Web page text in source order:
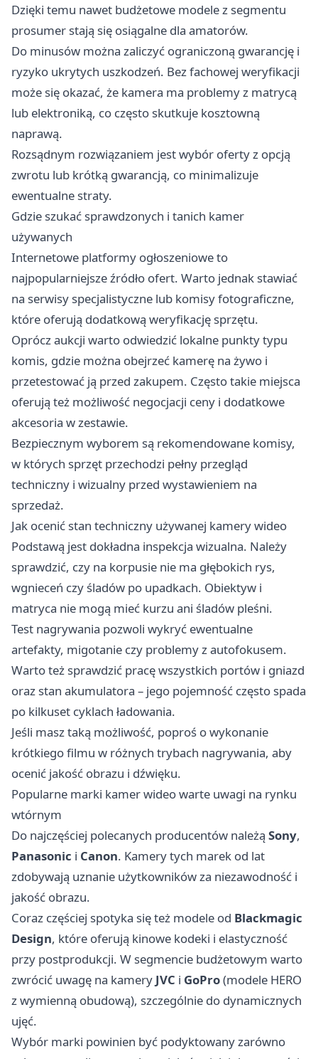
Dzięki temu nawet budżetowe modele z segmentu
prosumer stają się osiągalne dla amatorów.
Do minusów można zaliczyć ograniczoną gwarancję i
ryzyko ukrytych uszkodzeń. Bez fachowej weryfikacji
może się okazać, że kamera ma problemy z matrycą
lub elektroniką, co często skutkuje kosztowną
naprawą.
Rozsądnym rozwiązaniem jest wybór oferty z opcją
zwrotu lub krótką gwarancją, co minimalizuje
ewentualne straty.
Gdzie szukać sprawdzonych i tanich kamer
używanych
Internetowe platformy ogłoszeniowe to
najpopularniejsze źródło ofert. Warto jednak stawiać
na serwisy specjalistyczne lub komisy fotograficzne,
które oferują dodatkową weryfikację sprzętu.
Oprócz aukcji warto odwiedzić lokalne punkty typu
komis, gdzie można obejrzeć kamerę na żywo i
przetestować ją przed zakupem. Często takie miejsca
oferują też możliwość negocjacji ceny i dodatkowe
akcesoria w zestawie.
Bezpiecznym wyborem są rekomendowane komisy,
w których sprzęt przechodzi pełny przegląd
techniczny i wizualny przed wystawieniem na
sprzedaż.
Jak ocenić stan techniczny używanej kamery wideo
Podstawą jest dokładna inspekcja wizualna. Należy
sprawdzić, czy na korpusie nie ma głębokich rys,
wgnieceń czy śladów po upadkach. Obiektyw i
matryca nie mogą mieć kurzu ani śladów pleśni.
Test nagrywania pozwoli wykryć ewentualne
artefakty, migotanie czy problemy z autofokusem.
Warto też sprawdzić pracę wszystkich portów i gniazd
oraz stan akumulatora – jego pojemność często spada
po kilkuset cyklach ładowania.
Jeśli masz taką możliwość, poproś o wykonanie
krótkiego filmu w różnych trybach nagrywania, aby
ocenić jakość obrazu i dźwięku.
Popularne marki kamer wideo warte uwagi na rynku
wtórnym
Do najczęściej polecanych producentów należą Sony,
Panasonic i Canon. Kamery tych marek od lat
zdobywają uznanie użytkowników za niezawodność i
jakość obrazu.
Coraz częściej spotyka się też modele od Blackmagic
Design, które oferują kinowe kodeki i elastyczność
przy postprodukcji. W segmencie budżetowym warto
zwrócić uwagę na kamery JVC i GoPro(modele HERO
z wymienną obudową), szczególnie do dynamicznych
ujęć.
Wybór marki powinien być podyktowany zarówno